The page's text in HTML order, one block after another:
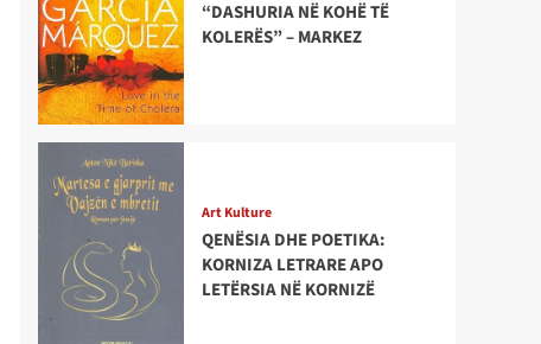
“DASHURIA NË KOHË TË
KOLERËS” – MARKEZ
Art Kulture
QENËSIA DHE POETIKA:
KORNIZA LETRARE APO
LETËRSIA NË KORNIZË